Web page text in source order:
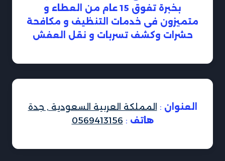
بخبرة تفوق 15 عام من العطاء و
متميزون فى خدمات التنظيف و مكافحة
حشرات وكشف تسربات و نقل العفش
العنوان : المملكة العربية السعودية , جدة
هاتف :
0569413156